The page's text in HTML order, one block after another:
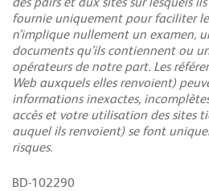
fournie uniquement pour faciliter
n’implique nullement un examen,
documents qu’ils contiennent ou
opérateurs de notre part. Les
Web auxquels elles renvoient)
informations inexactes,
accès et votre utilisation des sites
auquel ils renvoient) se font
risques.
BD-102290